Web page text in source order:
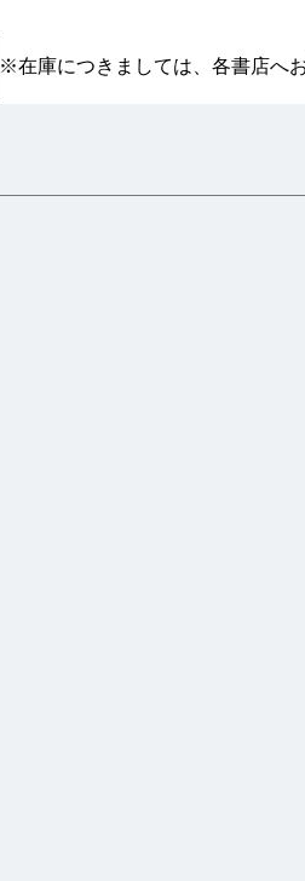
※在庫につきましては、各書店へ